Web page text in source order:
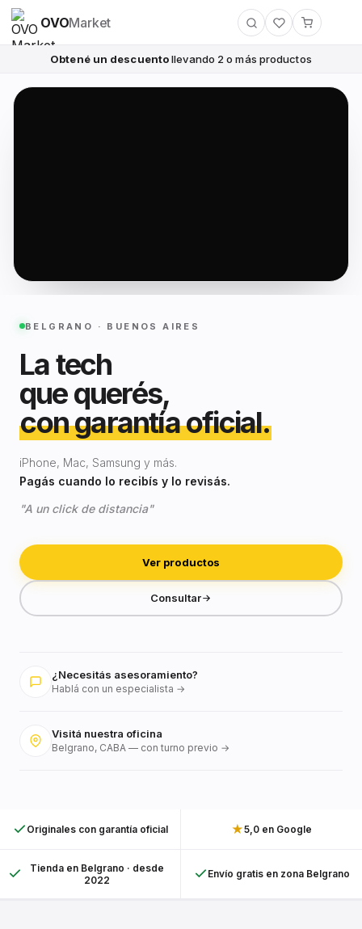
OVOMarket
Obtené un descuentollevando 2 o más productos
BELGRANO · BUENOS AIRES
La tech
que querés,
con garantía oficial.
iPhone, Mac, Samsung y más.
Pagás cuando lo recibís y lo revisás.
"A un click de distancia"
Ver productos
Consultar
¿Necesitás asesoramiento?
Hablá con un especialista →
Visitá nuestra oficina
Belgrano, CABA — con turno previo →
Originales con garantía oficial ★5,0 en Google
Tienda en Belgrano · desde
2022
Envío gratis en zona Belgrano